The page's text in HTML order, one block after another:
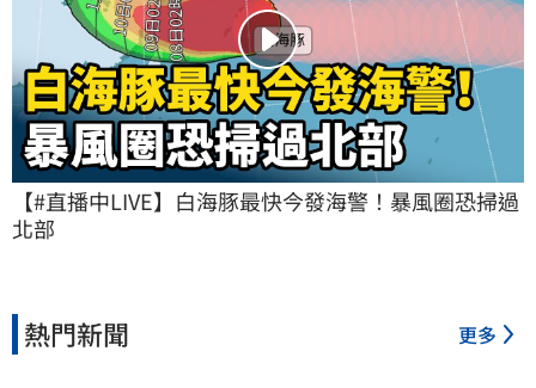
【#直播中LIVE】白海豚最快今發海警！暴風圈恐掃過
北部
熱門新聞 更多